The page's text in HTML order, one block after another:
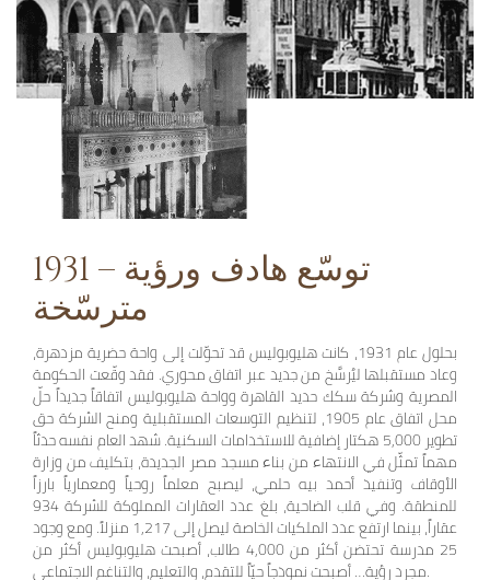
1931 – توسّع هادف ورؤية
مترسّخة
بحلول عام 1931، كانت هليوبوليس قد تحوّلت إلى واحة حضرية مزدهرة،
وعاد مستقبلها ليُرسَّخ من جديد عبر اتفاق محوري. فقد وقّعت الحكومة
المصرية وشركة سكك حديد القاهرة وواحة هليوبوليس اتفاقاً جديداً حلّ
محل اتفاق عام 1905، لتنظيم التوسعات المستقبلية ومنح الشركة حق
تطوير 5,000 هكتار إضافية للاستخدامات السكنية. شهد العام نفسه حدثاً
مهماً تمثّل في الانتهاء من بناء مسجد مصر الجديدة، بتكليف من وزارة
الأوقاف وتنفيذ أحمد بيه حلمي، ليصبح معلماً روحياً ومعمارياً بارزاً
للمنطقة. وفي قلب الضاحية، بلغ عدد العقارات المملوكة للشركة 934
عقاراً، بينما ارتفع عدد الملكيات الخاصة ليصل إلى 1,217 منزلاً. ومع وجود
25 مدرسة تحتضن أكثر من 4,000 طالب، أصبحت هليوبوليس أكثر من
مجرد رؤية… أصبحت نموذجاً حيّاً للتقدم، والتعليم، والتناغم الاجتماعي.